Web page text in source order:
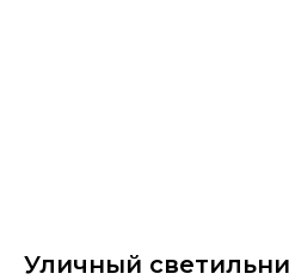
Уличный